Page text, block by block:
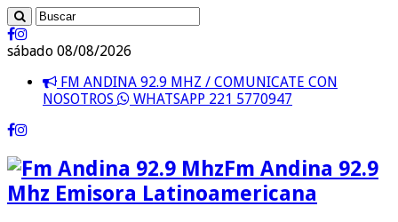
sábado 08/08/2026
FM ANDINA 92.9 MHZ / COMUNICATE CON
NOSOTROS
WHATSAPP 221 5770947
Fm Andina 92.9
Mhz Emisora Latinoamericana